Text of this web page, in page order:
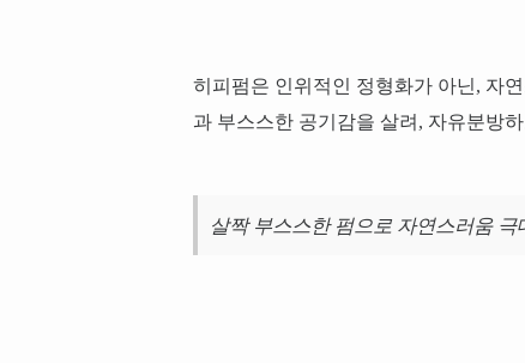
히피펌은 인위적인 정형화가 아닌, 자
과 부스스한 공기감을 살려, 자유분방
살짝 부스스한 펌으로 자연스러움 극